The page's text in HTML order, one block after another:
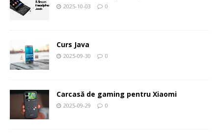
2025-10-03 0
Curs Java
2025-09-30 0
Carcasă de gaming pentru Xiaomi
2025-09-29 0